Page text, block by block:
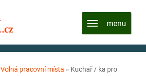
Volná pracovní místa » Kuchař / ka pro